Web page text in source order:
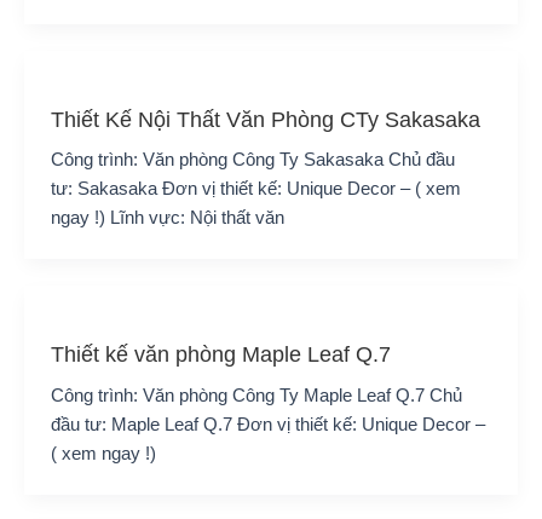
Thiết Kế Nội Thất Văn Phòng CTy Sakasaka
Công trình: Văn phòng Công Ty Sakasaka Chủ đầu
tư: Sakasaka Đơn vị thiết kế: Unique Decor – ( xem
ngay !) Lĩnh vực: Nội thất văn
Thiết kế văn phòng Maple Leaf Q.7
Công trình: Văn phòng Công Ty Maple Leaf Q.7 Chủ
đầu tư: Maple Leaf Q.7 Đơn vị thiết kế: Unique Decor –
( xem ngay !)